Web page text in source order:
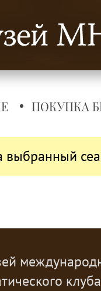
ПОКУПКА
выбранный